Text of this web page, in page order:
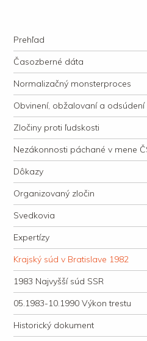
justície
Navigation
Skip to content
Prehľad
Časozberné dáta
Normalizačný monsterproces
Obvinení, obžalovaní a odsúdení
Zločiny proti ľudskosti
Nezákonnosti páchané v mene
Dôkazy
Organizovaný zločin
Svedkovia
Expertízy
Krajský súd v Bratislave 1982
1983 Najvyšší súd SSR
05.1983-10.1990 Výkon trestu
Historický dokument